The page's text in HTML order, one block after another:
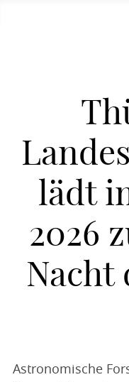
lädt
2026
Nacht
Astronomische